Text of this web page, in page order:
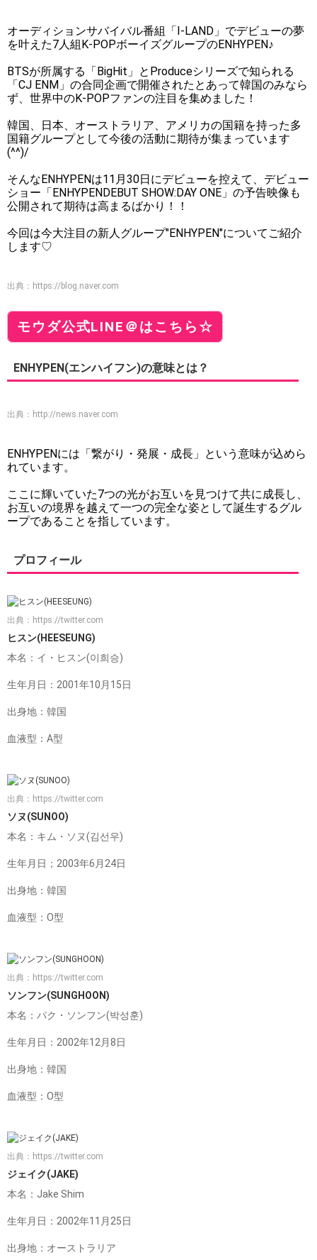
オーディションサバイバル番組「I-LAND」でデビューの夢
を叶えた7人組K-POPボーイズグループのENHYPEN♪
BTSが所属する「BigHit」とProduceシリーズで知られる
「CJ ENM」の合同企画で開催されたとあって韓国のみなら
ず、世界中のK-POPファンの注目を集めました！
韓国、日本、オーストラリア、アメリカの国籍を持った多
国籍グループとして今後の活動に期待が集まっています
(^^)/
そんなENHYPENは11月30日にデビューを控えて、デビュー
ショー「ENHYPENDEBUT SHOW:DAY ONE」の予告映像も
公開されて期待は高まるばかり！！
今回は今大注目の新人グループ"ENHYPEN"についてご紹介
します♡
出典： https://blog.naver.com
モウダ公式LINE＠はこちら☆
ENHYPEN(エンハイフン)の意味とは？
出典： http://news.naver.com
ENHYPENには「繋がり・発展・成長」という意味が込めら
れています。
ここに輝いていた7つの光がお互いを見つけて共に成長し、
お互いの境界を越えて一つの完全な姿として誕生するグル
ープであることを指しています。
プロフィール
出典： https://twitter.com
ヒスン(HEESEUNG)
本名：イ・ヒスン(이희승)
生年月日：2001年10月15日
出身地：韓国
血液型：A型
出典： https://twitter.com
ソヌ(SUNOO)
本名：キム・ソヌ(김선우)
生年月日；2003年6月24日
出身地：韓国
血液型：O型
出典： https://twitter.com
ソンフン(SUNGHOON)
本名：パク・ソンフン(박성훈)
生年月日：2002年12月8日
出身地：韓国
血液型：O型
出典： https://twitter.com
ジェイク(JAKE)
本名：Jake Shim
生年月日：2002年11月25日
出身地：オーストラリア